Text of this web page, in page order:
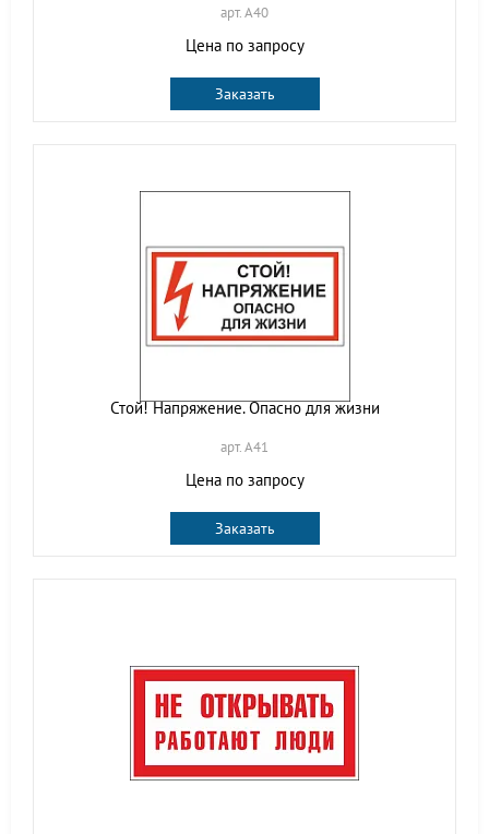
арт. A40
Цена по запросу
Заказать
Стой! Напряжение. Опасно для жизни
арт. A41
Цена по запросу
Заказать